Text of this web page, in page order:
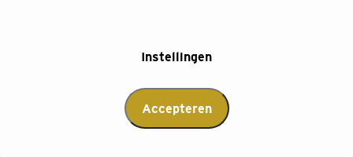
Instellingen
Accepteren